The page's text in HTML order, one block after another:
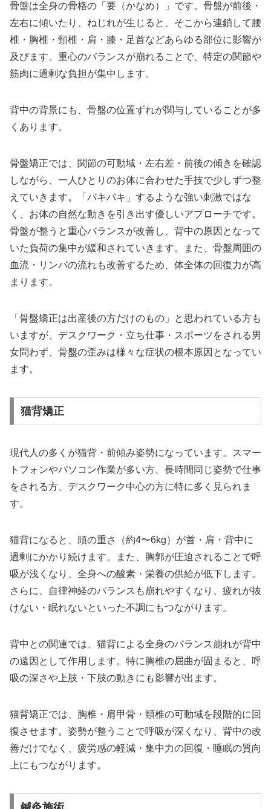
骨盤は全身の骨格の「要（かなめ）」です。骨盤が前後・
左右に傾いたり、ねじれが生じると、そこから連鎖して腰
椎・胸椎・頸椎・肩・膝・足首などあらゆる部位に影響が
及びます。重心のバランスが崩れることで、特定の関節や
筋肉に過剰な負担が集中します。
背中の背景にも、骨盤の位置ずれが関与していることが多
くあります。
骨盤矯正では、関節の可動域・左右差・前後の傾きを確認
しながら、一人ひとりのお体に合わせた手技で少しずつ整
えていきます。「バキバキ」するような強い刺激ではな
く、お体の自然な動きを引き出す優しいアプローチです。
骨盤が整うと重心バランスが改善し、背中の原因となって
いた負荷の集中が緩和されていきます。また、骨盤周囲の
血流・リンパの流れも改善するため、体全体の回復力が高
まります。
「骨盤矯正は出産後の方だけのもの」と思われている方も
いますが、デスクワーク・立ち仕事・スポーツをされる男
女問わず、骨盤の歪みは様々な症状の根本原因となってい
ます。
猫背矯正
現代人の多くが猫背・前傾み姿勢になっています。スマー
トフォンやパソコン作業が多い方、長時間同じ姿勢で仕事
をされる方、デスクワーク中心の方に特に多く見られま
す。
猫背になると、頭の重さ（約4〜6kg）が首・肩・背中に
過剰にかかり続けます。また、胸郭が圧迫されることで呼
吸が浅くなり、全身への酸素・栄養の供給が低下します。
さらに、自律神経のバランスも崩れやすくなり、疲れが抜
けない・眠れないといった不調にもつながります。
背中との関連では、猫背による全身のバランス崩れが背中
の遠因として作用します。特に胸椎の屈曲が固まると、呼
吸の深さや上肢・下肢の動きにも影響が出ます。
猫背矯正では、胸椎・肩甲骨・頸椎の可動域を段階的に回
復させます。姿勢が整うことで呼吸が深くなり、背中の改
善だけでなく、疲労感の軽減・集中力の回復・睡眠の質向
上にもつながります。